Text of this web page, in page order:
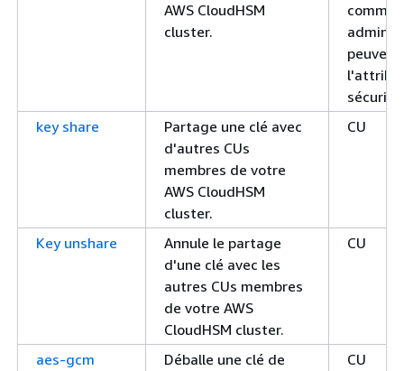
AWS CloudHSM
cluster.
key share
Partage une clé avec
d'autres CUs
membres de votre
AWS CloudHSM
cluster.
CU
Key unshare
Annule le partage
d'une clé avec les
autres CUs membres
de votre AWS
CloudHSM cluster.
CU
aes-gcm
Déballe une clé de
CU